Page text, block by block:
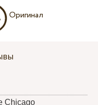
Оригинал
Chicago